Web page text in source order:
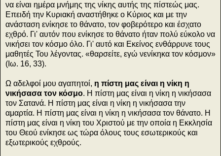
να είναι ημέρα μνήμης της νίκης αυτής της πίστεώς μας.
Επειδή την Κυριακή αναστήθηκε ο Κύριος και με την
ανάσταση ενίκησε το θάνατο, τον φοβερότερο και έσχατο
εχθρό. Γι' αυτόν που ενίκησε το θάνατο ήταν πολύ εύκολο να
νικήσει τον κόσμο όλο. Γι' αυτό και Εκείνος ενθάρρυνε τους
μαθητές Του λέγοντας. «θαρσείτε, εγώ νενίκηκα τον κόσμον»
(Ιω. 16, 33).
Ω αδελφοί μου αγαπητοί, η πίστη μας είναι η νίκη η
νικήσασα τον κόσμο. Η πίστη μας είναι η νίκη η νικήσασα
τον Σατανά. Η πίστη μας είναι η νίκη η νικήσασα την
αμαρτία. Η πίστη μας είναι η νίκη η νικήσασα τον θάνατο. Η
πίστη μας είναι η νίκη του Χριστού με την οποία η Εκκλησία
του Θεού ενίκησε ως τώρα όλους τους εσωτερικούς και
εξωτερικούς εχθρούς.